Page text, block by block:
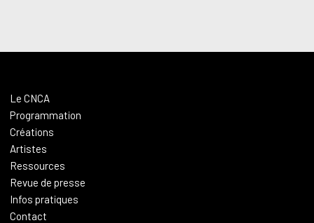
Le CNCA
Programmation
Créations
Artistes
Ressources
Revue de presse
Infos pratiques
Contact